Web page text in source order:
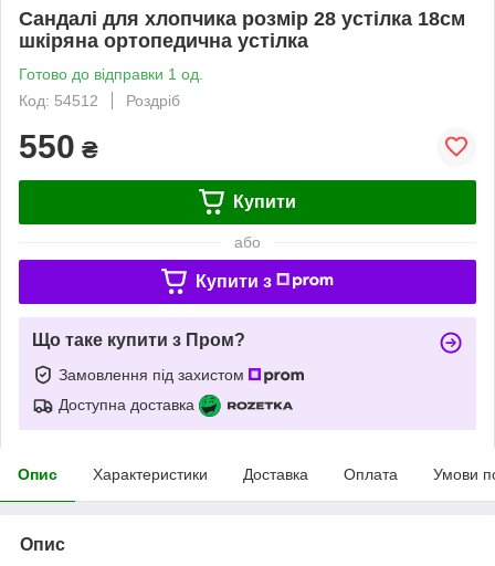
Сандалі для хлопчика розмір 28 устілка 18см
шкіряна ортопедична устілка
Готово до відправки 1 од.
Код: 54512
Роздріб
550 ₴
Купити
або
Купити з
Що таке купити з Пром?
Замовлення під захистом
Доступна доставка
Опис Характеристики Доставка Оплата Умови
Опис